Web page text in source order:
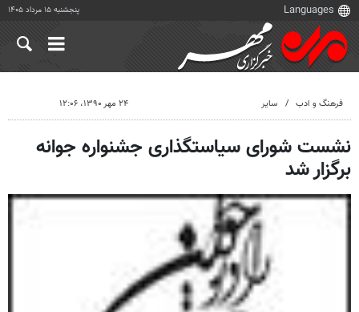
پنجشنبه ۱۵ مرداد ۱۴۰۵
فرهنگ و ادب سایر ۲۴ مهر ۱۳۹۰، ۱۲:۰۶
نشست شورای سیاستگذاری جشنواره جوانه
برگزار شد